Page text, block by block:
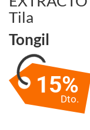
Tila
Tongil
15%
Dto.